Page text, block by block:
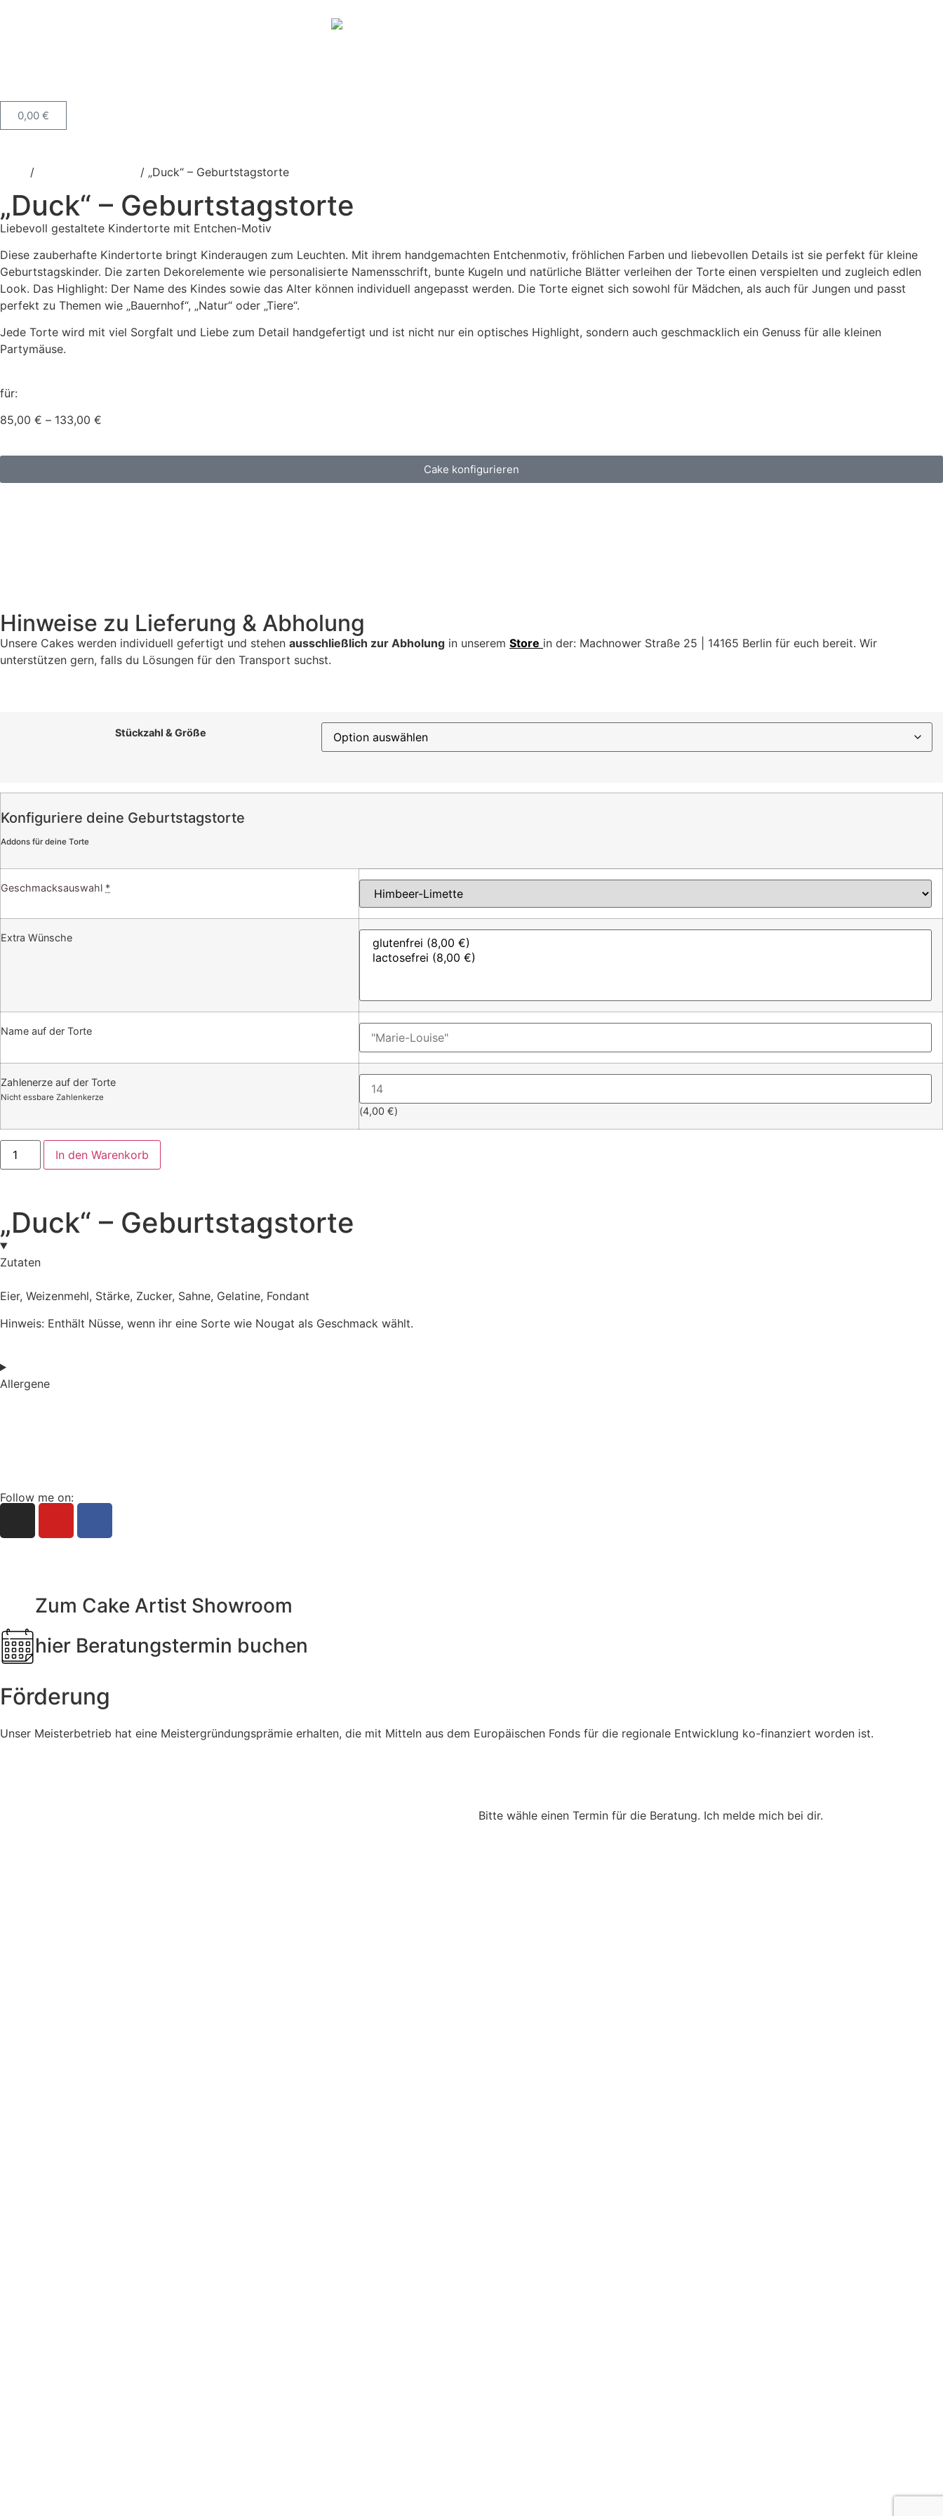
0,00 €
/ / „Duck“ – Geburtstagstorte
„Duck“ – Geburtstagstorte
Liebevoll gestaltete Kindertorte mit Entchen-Motiv
Diese zauberhafte Kindertorte bringt Kinderaugen zum Leuchten. Mit ihrem handgemachten Entchenmotiv, fröhlichen Farben und liebevollen Details ist sie perfekt für kleine
Geburtstagskinder. Die zarten Dekorelemente wie personalisierte Namensschrift, bunte Kugeln und natürliche Blätter verleihen der Torte einen verspielten und zugleich edlen
Look. Das Highlight: Der Name des Kindes sowie das Alter können individuell angepasst werden. Die Torte eignet sich sowohl für Mädchen, als auch für Jungen und passt
perfekt zu Themen wie „Bauernhof“, „Natur“ oder „Tiere“.
Jede Torte wird mit viel Sorgfalt und Liebe zum Detail handgefertigt und ist nicht nur ein optisches Highlight, sondern auch geschmacklich ein Genuss für alle kleinen
Partymäuse.
für:
85,00 € – 133,00 €
Cake konfigurieren
Hinweise zu Lieferung & Abholung
Unsere Cakes werden individuell gefertigt und stehen ausschließlich zur Abholung in unserem Store in der: Machnower Straße 25 | 14165 Berlin für euch bereit. Wir
unterstützen gern, falls du Lösungen für den Transport suchst.
Stückzahl & Größe
Konfiguriere deine Geburtstagstorte
Addons für deine Torte
Geschmacksauswahl *
Extra Wünsche
Name auf der Torte
Zahlenerze auf der Torte
Nicht essbare Zahlenkerze
(4,00 €)
In den Warenkorb
„Duck“ – Geburtstagstorte
Zutaten
Eier, Weizenmehl, Stärke, Zucker, Sahne, Gelatine, Fondant
Hinweis: Enthält Nüsse, wenn ihr eine Sorte wie Nougat als Geschmack wählt.
Allergene
Follow me on:
Zum Cake Artist Showroom
hier Beratungstermin buchen
Förderung
Unser Meisterbetrieb hat eine Meistergründungsprämie erhalten, die mit Mitteln aus dem Europäischen Fonds für die regionale Entwicklung ko-finanziert worden ist.
Bitte wähle einen Termin für die Beratung. Ich melde mich bei dir.